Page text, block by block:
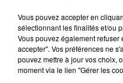
19 février 2026 - 2 min 35
L'ACTU-RÉGION FLASH FM
Vous pouvez accepter en
sélectionnant les finalités et/ou
Vous pouvez également
accepter". Vos préférences ne
pouvez mettre à jour vos choix,
moment via le lien "Gérer les